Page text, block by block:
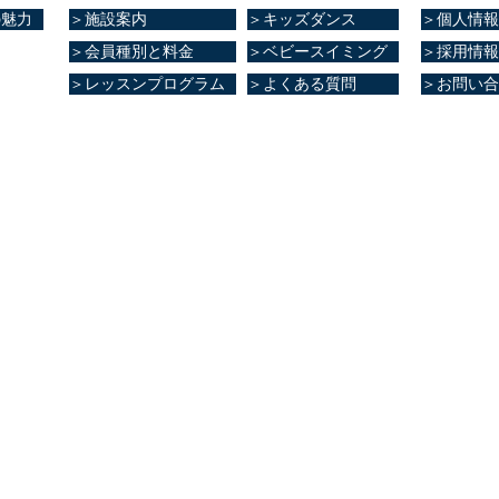
力
＞施設案内
＞会員種別と料金
＞レッスンプログラム
＞キッズダンス
＞ベビースイミング
＞よくある質問
＞個人情
＞採用情報
＞お問い